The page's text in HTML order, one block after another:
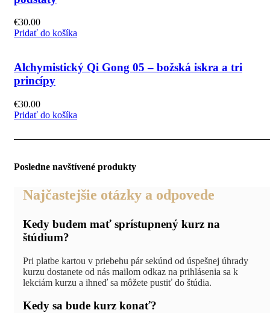
€30.00
Pridať do košíka
Alchymistický Qi Gong 05 – božská iskra a tri
princípy
€30.00
Pridať do košíka
Posledne navštívené produkty
Najčastejšie otázky a odpovede
Kedy budem mať sprístupnený kurz na
štúdium?
Pri platbe kartou v priebehu pár sekúnd od úspešnej úhrady
kurzu dostanete od nás mailom odkaz na prihlásenia sa k
lekciám kurzu a ihneď sa môžete pustiť do štúdia.
Kedy sa bude kurz konať?